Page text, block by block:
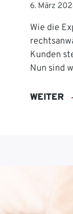
6. März
Wie die
Kunden
Nun sind
WEITER